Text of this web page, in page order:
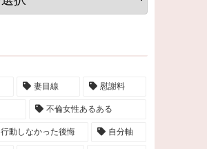
妻目線 慰謝料
不倫女性あるある
行動しなかった後悔 自分軸